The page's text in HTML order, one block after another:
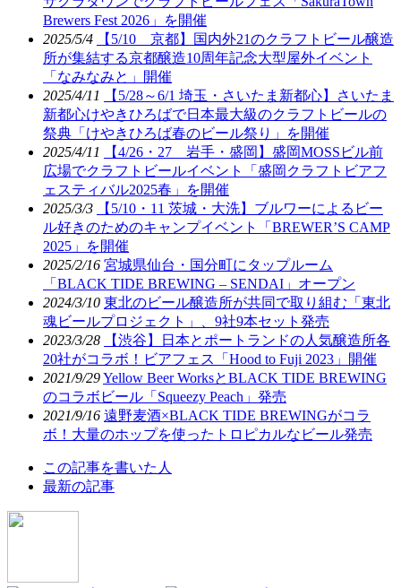
Brewers Fest 2026」を開催
2025/5/4
【5/10 京都】国内外21のクラフトビール醸造
所が集結する京都醸造10周年記念大型屋外イベント
「なみなみと」開催
2025/4/11
【5/28～6/1 埼玉・さいたま新都心】さいたま
新都心けやきひろばで日本最大級のクラフトビールの
祭典「けやきひろば春のビール祭り」を開催
2025/4/11
【4/26・27 岩手・盛岡】盛岡MOSSビル前
広場でクラフトビールイベント「盛岡クラフトビアフ
ェスティバル2025春」を開催
2025/3/3
【5/10・11 茨城・大洗】ブルワーによるビー
ル好きのためのキャンプイベント「BREWER’S CAMP
2025」を開催
2025/2/16 宮城県仙台・国分町にタップルーム
「BLACK TIDE BREWING – SENDAI」オープン
2024/3/10 東北のビール醸造所が共同で取り組む「東北
魂ビールプロジェクト」、9社9本セット発売
2023/3/28
【渋谷】日本とポートランドの人気醸造所各
20社がコラボ！ビアフェス「Hood to Fuji 2023」開催
2021/9/29Yellow Beer WorksとBLACK TIDE BREWING
のコラボビール「Squeezy Peach」発売
2021/9/16 遠野麦酒×BLACK TIDE BREWINGがコラ
ボ！大量のホップを使ったトロピカルなビール発売
following
tabs
change
この記事を書いた人
最新の記事